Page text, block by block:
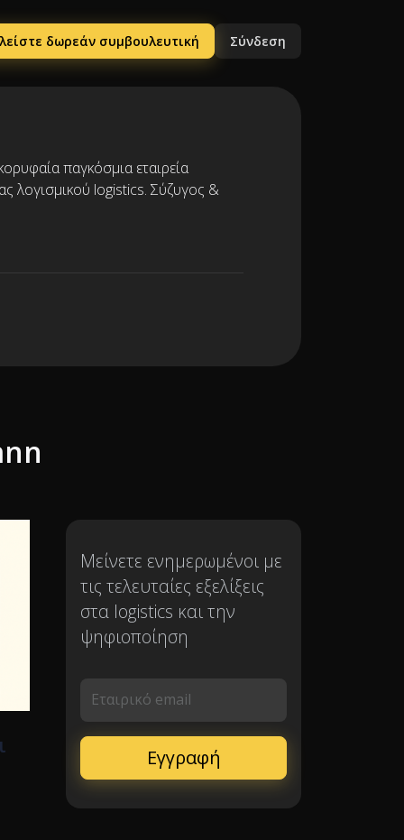
δωρεάν συμβουλευτική Σύνδεση
παγκόσμια εταιρεία
λογισμικού logistics. Σύζυγος &
Μείνετε ενημερωμένοι με
τις τελευταίες εξελίξεις
στα logistics και την
ψηφιοποίηση
Εταιρικό email